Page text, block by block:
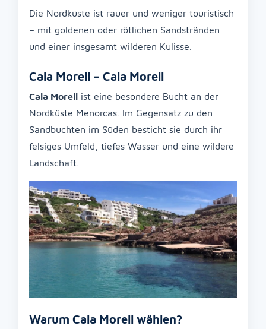
Die Nordküste ist rauer und weniger touristisch
– mit goldenen oder rötlichen Sandstränden
und einer insgesamt wilderen Kulisse.
Cala Morell – Cala Morell
Cala Morell ist eine besondere Bucht an der
Nordküste Menorcas. Im Gegensatz zu den
Sandbuchten im Süden besticht sie durch ihr
felsiges Umfeld, tiefes Wasser und eine wildere
Landschaft.
Warum Cala Morell wählen?